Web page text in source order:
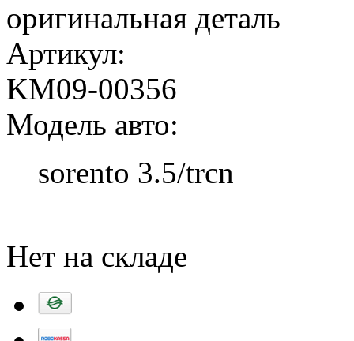
оригинальная деталь
Артикул:
KM09-00356
Модель авто:
sorento 3.5/trcn
Нет на складе